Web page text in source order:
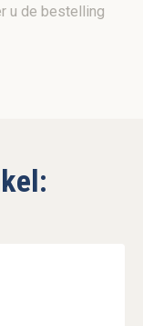
u de bestelling